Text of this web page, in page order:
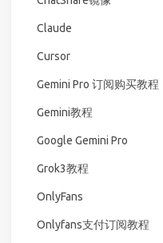
Claude
Cursor
Gemini Pro 订阅购买教程
Gemini教程
Google Gemini Pro
Grok3教程
OnlyFans
Onlyfans支付订阅教程